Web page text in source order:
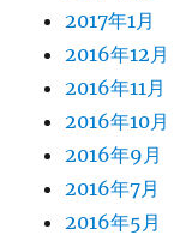
2017年1月
2016年12月
2016年11月
2016年10月
2016年9月
2016年7月
2016年5月